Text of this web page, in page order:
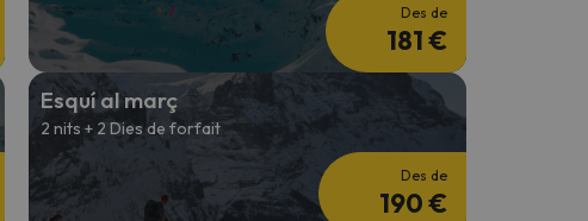
Des de
181 €
Esquí al març
2 nits + 2 Dies de forfait
Des de
190 €